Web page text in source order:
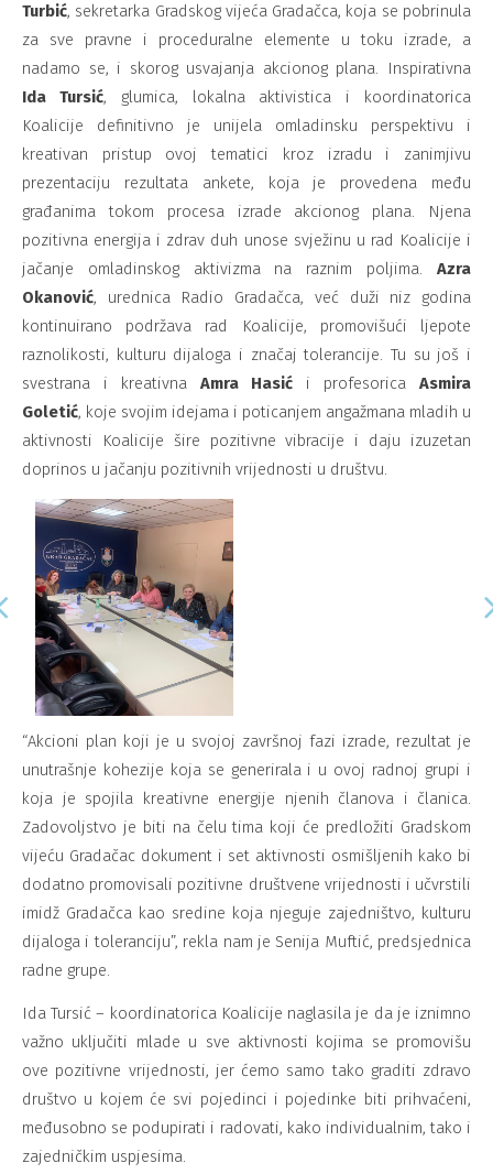
Turbić, sekretarka Gradskog vijeća Gradačca, koja se pobrinula
za sve pravne i proceduralne elemente u toku izrade, a
nadamo se, i skorog usvajanja akcionog plana. Inspirativna
Ida Tursić, glumica, lokalna aktivistica i koordinatorica
Koalicije definitivno je unijela omladinsku perspektivu i
kreativan pristup ovoj tematici kroz izradu i zanimjivu
prezentaciju rezultata ankete, koja je provedena među
građanima tokom procesa izrade akcionog plana. Njena
pozitivna energija i zdrav duh unose svježinu u rad Koalicije i
jačanje omladinskog aktivizma na raznim poljima. Azra
Okanović, urednica Radio Gradačca, već duži niz godina
kontinuirano podržava rad Koalicije, promovišući ljepote
raznolikosti, kulturu dijaloga i značaj tolerancije. Tu su još i
svestrana i kreativna Amra Hasić i profesorica Asmira
Goletić, koje svojim idejama i poticanjem angažmana mladih u
aktivnosti Koalicije šire pozitivne vibracije i daju izuzetan
doprinos u jačanju pozitivnih vrijednosti u društvu.
“Akcioni plan koji je u svojoj završnoj fazi izrade, rezultat je
unutrašnje kohezije koja se generirala i u ovoj radnoj grupi i
koja je spojila kreativne energije njenih članova i članica.
Zadovoljstvo je biti na čelu tima koji će predložiti Gradskom
vijeću Gradačac dokument i set aktivnosti osmišljenih kako bi
dodatno promovisali pozitivne društvene vrijednosti i učvrstili
imidž Gradačca kao sredine koja njeguje zajedništvo, kulturu
dijaloga i toleranciju”, rekla nam je Senija Muftić, predsjednica
radne grupe.
Ida Tursić – koordinatorica Koalicije naglasila je da je iznimno
važno uključiti mlade u sve aktivnosti kojima se promovišu
ove pozitivne vrijednosti, jer ćemo samo tako graditi zdravo
društvo u kojem će svi pojedinci i pojedinke biti prihvaćeni,
međusobno se podupirati i radovati, kako individualnim, tako i
zajedničkim uspjesima.